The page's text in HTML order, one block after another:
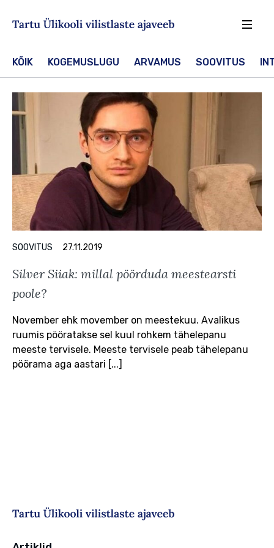
Sisesta märksõna
KÕIK KOGEMUSLUGU ARVAMUS SOOVITUS
Silver Siiak: millal pöörduda meestearsti
poole?
November ehk movember on meestekuu. Avalikus
ruumis pööratakse sel kuul rohkem tähelepanu
meeste tervisele. Meeste tervisele peab tähelepanu
pöörama aga aastari [...]
SOOVITUS 27.11.2019